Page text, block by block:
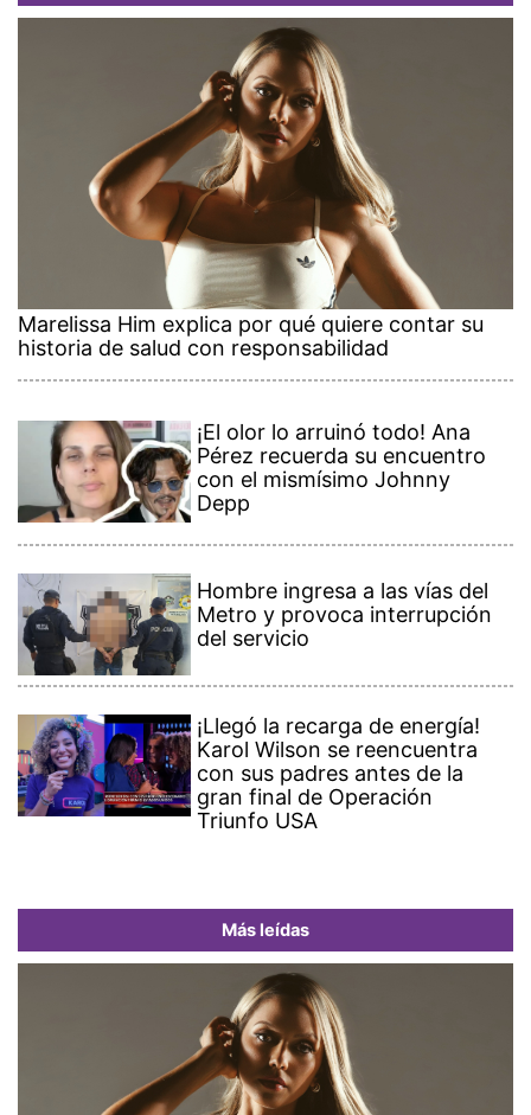
Marelissa Him explica por qué quiere contar su
historia de salud con responsabilidad
¡El olor lo arruinó todo! Ana
Pérez recuerda su encuentro
con el mismísimo Johnny
Depp
Hombre ingresa a las vías del
Metro y provoca interrupción
del servicio
¡Llegó la recarga de energía!
Karol Wilson se reencuentra
con sus padres antes de la
gran final de Operación
Triunfo USA
Más leídas